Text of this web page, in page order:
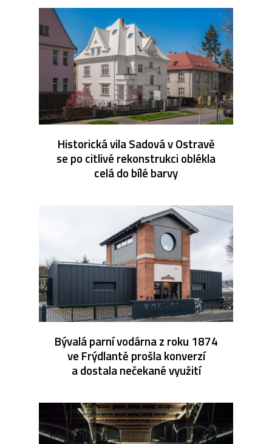
Historická vila Sadová v Ostravě
se po citlivé rekonstrukci oblékla
celá do bílé barvy
Bývalá parní vodárna z roku 1874
ve Frýdlantě prošla konverzí
a dostala nečekané využití